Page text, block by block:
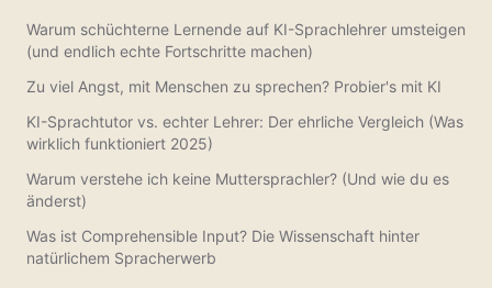
Warum schüchterne Lernende auf KI-Sprachlehrer umsteigen
(und endlich echte Fortschritte machen)
Zu viel Angst, mit Menschen zu sprechen? Probier's mit KI
KI-Sprachtutor vs. echter Lehrer: Der ehrliche Vergleich (Was
wirklich funktioniert 2025)
Warum verstehe ich keine Muttersprachler? (Und wie du es
änderst)
Was ist Comprehensible Input? Die Wissenschaft hinter
natürlichem Spracherwerb